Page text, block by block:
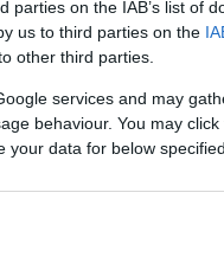
on the IAB’s list of
us to third parties on the
other third parties.
services and may
behaviour. You may
your data for below
1” indica
pratica
sarà
e
del settore